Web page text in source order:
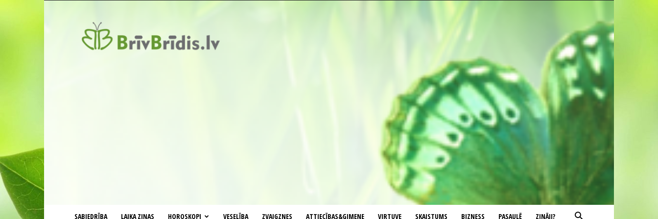
SABIEDRĪBA LAIKA ZIŅAS HOROSKOPI VESELĪBA ZVAIGZNES ATTIECĪBAS&ĢIMENE VIRTUVE SKAISTUMS BIZNESS PASAULĒ ZINĀJI?